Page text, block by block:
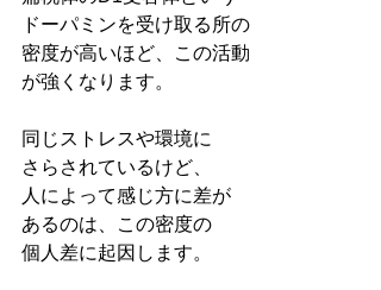
ドーパミンを受け取る所の
密度が高いほど、この活動
が強くなります。
同じストレスや環境に
さらされているけど、
人によって感じ方に差が
あるのは、この密度の
個人差に起因します。